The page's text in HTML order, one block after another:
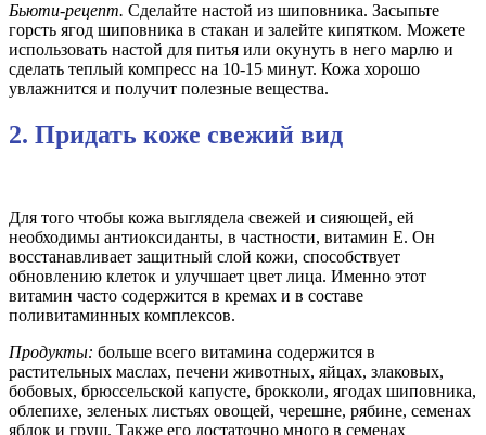
Бьюти-рецепт. Сделайте настой из шиповника. Засыпьте
горсть ягод шиповника в стакан и залейте кипятком. Можете
использовать настой для питья или окунуть в него марлю и
сделать теплый компресс на 10-15 минут. Кожа хорошо
увлажнится и получит полезные вещества.
2. Придать коже свежий вид
Для того чтобы кожа выглядела свежей и сияющей, ей
необходимы антиоксиданты, в частности, витамин Е. Он
восстанавливает защитный слой кожи, способствует
обновлению клеток и улучшает цвет лица. Именно этот
витамин часто содержится в кремах и в составе
поливитаминных комплексов.
Продукты: больше всего витамина содержится в
растительных маслах, печени животных, яйцах, злаковых,
бобовых, брюссельской капусте, брокколи, ягодах шиповника,
облепихе, зеленых листьях овощей, черешне, рябине, семенах
яблок и груш. Также его достаточно много в семенах